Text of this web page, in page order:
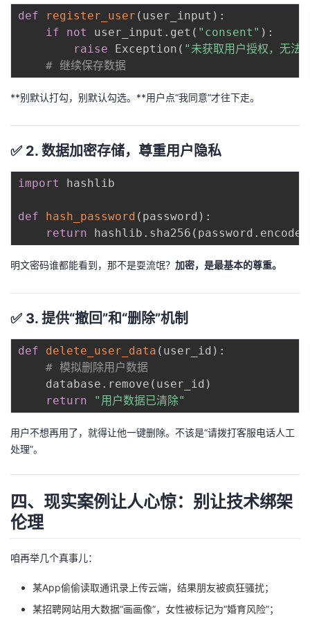
证
实
的
藏
持
建
def register_user ( user_input ) :
if
not user_input . get ( "consent" ) :
raise Exception ( "未获取用户授权，无法
# 继续保存数据
**别默认打勾，别默认勾选。**用户点“我同意”才往下走。
✅ 2. 数据加密存储，尊重用户隐私
import hashlib
def hash_password ( password ) :
return hashlib . sha256 ( password . encode
明文密码谁都能看到，那不是耍流氓？ 加密，是最基本的尊重。
✅ 3. 提供“撤回”和“删除”机制
def delete_user_data ( user_id ) :
# 模拟删除用户数据
    database
. remove ( user_id )
return
"用户数据已清除"
用户不想再用了，就得让他一键删除。不该是“请拨打客服电话人工
处理”。
四、现实案例让人心惊：别让技术绑架
伦理
咱再举几个真事儿：
某App偷偷读取通讯录上传云端，结果朋友被疯狂骚扰；
某招聘网站用大数据“画画像”，女性被标记为“婚育风险”；